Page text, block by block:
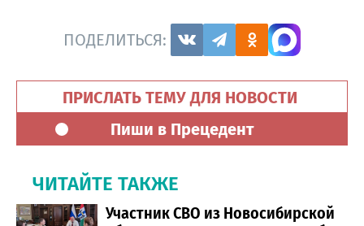
ПОДЕЛИТЬСЯ:
ПРИСЛАТЬ ТЕМУ ДЛЯ НОВОСТИ
Пиши в Прецедент
ЧИТАЙТЕ ТАКЖЕ
Участник СВО из Новосибирской